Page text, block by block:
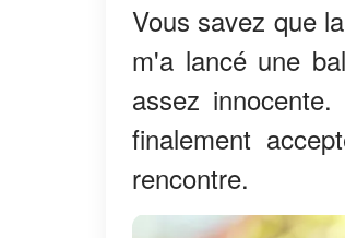
Vous savez que
m'a lancé une
assez
finalement
rencontre.